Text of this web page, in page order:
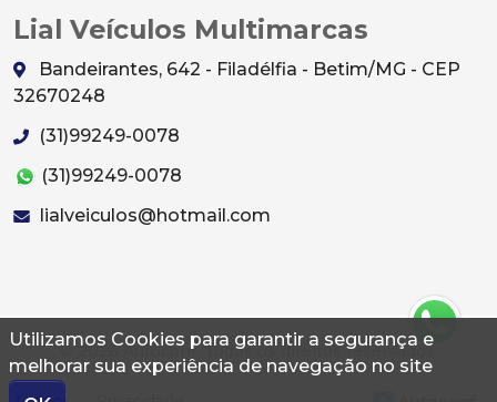
Utilizamos Cookies para garantir a segurança e
melhorar sua experiência de navegação no site
Lial Veículos Multimarcas
Bandeirantes, 642 - Filadélfia - Betim/MG - CEP
32670248
(31)99249-0078
(31)99249-0078
lialveiculos@hotmail.com
© 2026 Autoconf. Todos os direitos reservados.